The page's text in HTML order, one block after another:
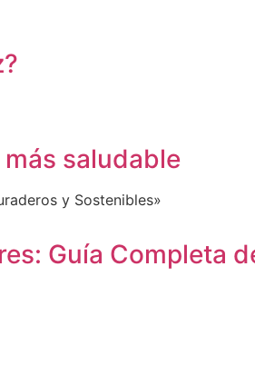
saludable
Guía Completa